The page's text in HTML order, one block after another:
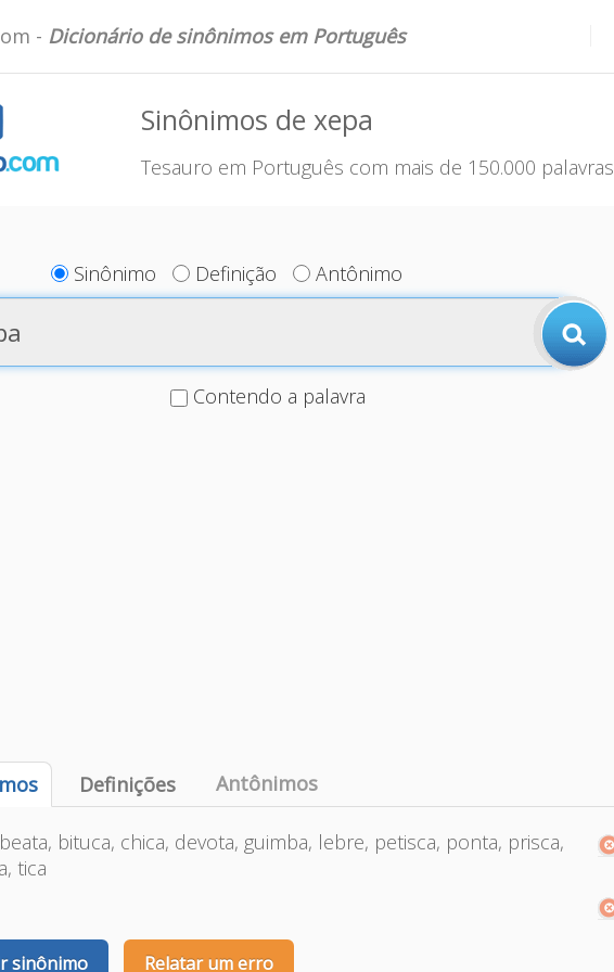
- Dicionário de sinônimos em Português
Sinônimos de xepa
Tesauro em Português com mais de 150.000 palavras
Sinônimo Definição Antônimo
Contendo a palavra
Definições Antônimos
bituca, chica, devota, guimba, lebre, petisca, ponta, prisca,
tica
sinônimo Relatar um erro